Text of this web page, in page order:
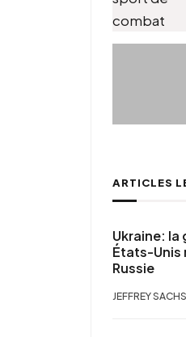
ARTICLES
Ukraine: la
États-Unis
Russie
JEFFREY SACHS